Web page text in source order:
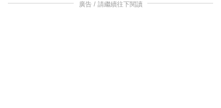
廣告 / 請繼續往下閱讀